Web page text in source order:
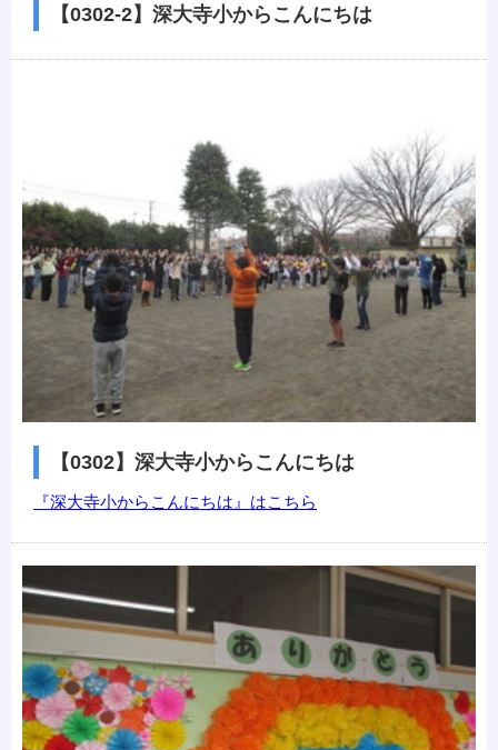
【0302-2】深大寺小からこんにちは
【0302】深大寺小からこんにちは
『深大寺小からこんにちは』はこちら